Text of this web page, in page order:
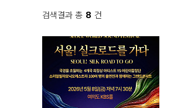
검색결과 총 8 건